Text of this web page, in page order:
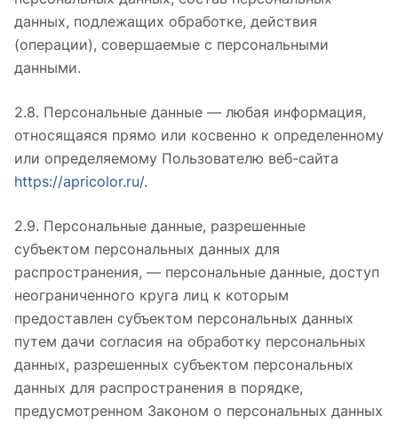
данных, подлежащих обработке, действия
(операции), совершаемые с персональными
данными.
2.8. Персональные данные — любая информация,
относящаяся прямо или косвенно к определенному
или определяемому Пользователю веб-сайта
https://apricolor.ru/.
2.9. Персональные данные, разрешенные
субъектом персональных данных для
распространения, — персональные данные, доступ
неограниченного круга лиц к которым
предоставлен субъектом персональных данных
путем дачи согласия на обработку персональных
данных, разрешенных субъектом персональных
данных для распространения в порядке,
предусмотренном Законом о персональных данных